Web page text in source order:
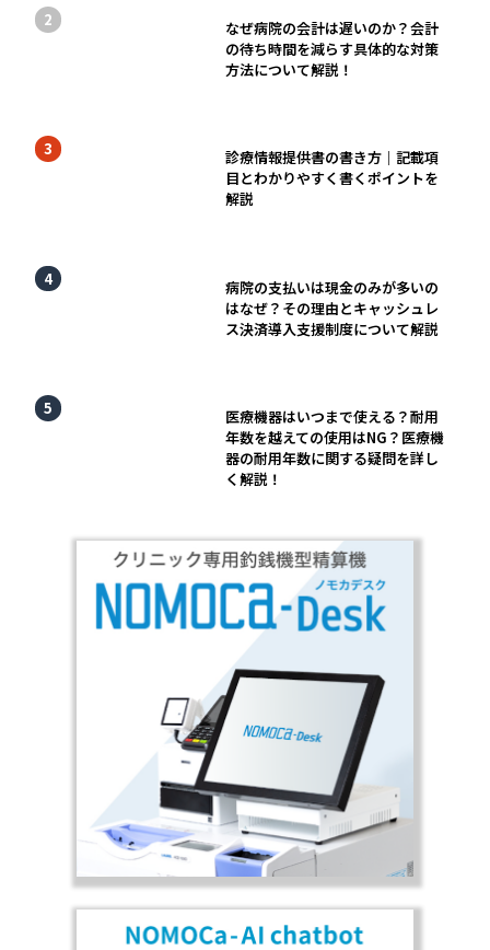
なぜ病院の会計は遅いのか？会計
の待ち時間を減らす具体的な対策
方法について解説！
診療情報提供書の書き方｜記載項
目とわかりやすく書くポイントを
解説
病院の支払いは現金のみが多いの
はなぜ？その理由とキャッシュレ
ス決済導入支援制度について解説
医療機器はいつまで使える？耐用
年数を越えての使用はNG？医療機
器の耐用年数に関する疑問を詳し
く解説！